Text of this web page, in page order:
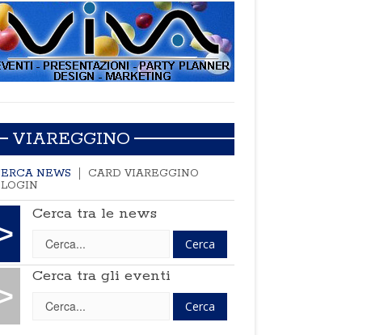
VIAREGGINO
NEWS
CARD VIAREGGINO
LOGIN
>
Cerca tra le news
>
Cerca tra gli eventi